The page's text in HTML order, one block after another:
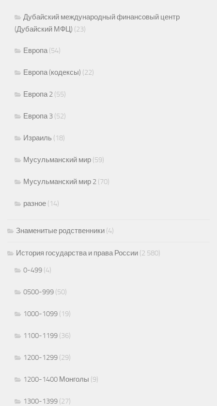
Дубайский международный финансовый центр
(Дубайский МФЦ) (23)
Европа(54)
Европа (кодексы) (22)
Европа 2 (55)
Европа 3 (52)
Израиль (18)
Мусульманский мир (59)
Мусульманский мир 2 (70)
разное (14)
Знаменитые родственники (4)
История государства и права России (2 580)
0-499 (4)
0500-999 (50)
1000-1099 (19)
1100-1199 (36)
1200-1299 (29)
1200-1400 Монголы (9)
1300-1399 (27)